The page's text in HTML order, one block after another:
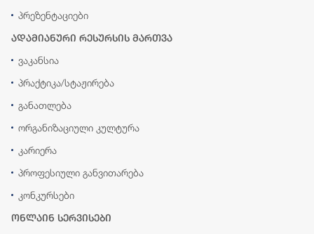
პრეზენტაციები
ადამიანური რესურსის მართვა
ვაკანსია
პრაქტიკა/სტაჟირება
განათლება
ორგანიზაციული კულტურა
კარიერა
პროფესიული განვითარება
კონკურსები
ონლაინ სერვისები